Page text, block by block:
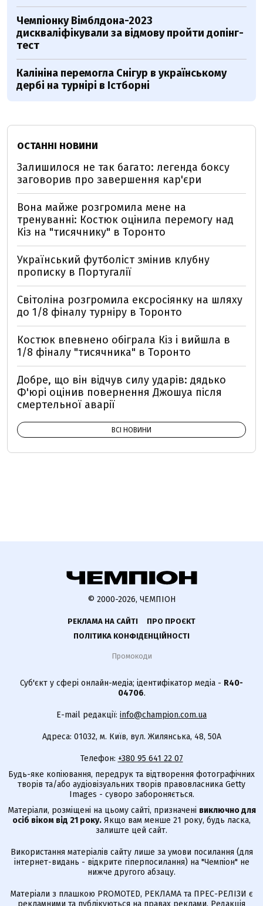
Чемпіонку Вімблдона-2023
дискваліфікували за відмову пройти допінг-
тест
Калініна перемогла Снігур в українському
дербі на турнірі в Істборні
ОСТАННІ НОВИНИ
Залишилося не так багато: легенда боксу
заговорив про завершення кар'єри
Вона майже розгромила мене на
тренуванні: Костюк оцінила перемогу над
Кіз на "тисячнику" в Торонто
Український футболіст змінив клубну
прописку в Португалії
Світоліна розгромила ексросіянку на шляху
до 1/8 фіналу турніру в Торонто
Костюк впевнено обіграла Кіз і вийшла в
1/8 фіналу "тисячника" в Торонто
Добре, що він відчув силу ударів: дядько
Ф'юрі оцінив повернення Джошуа після
смертельної аварії
ВСІ НОВИНИ
© 2000-2026, ЧЕМПІОН
РЕКЛАМА НА САЙТІ
ПРО ПРОЄКТ
ПОЛІТИКА КОНФІДЕНЦІЙНОСТІ
Промокоди
Суб'єкт у сфері онлайн-медіа; ідентифікатор медіа - R40-
04706.
E-mail редакції: info@champion.com.ua
Адреса: 01032, м. Київ, вул. Жилянська, 48, 50А
Телефон: +380 95 641 22 07
Будь-яке копіювання, передрук та відтворення фотографічних
творів та/або аудіовізуальних творів правовласника Getty
Images - суворо забороняється.
Матеріали, розміщені на цьому сайті, призначені виключно для
осіб віком від 21 року. Якщо вам менше 21 року, будь ласка,
залиште цей сайт.
Використання матеріалів сайту лише за умови посилання (для
інтернет-видань - відкрите гіперпосилання) на "Чемпіон" не
нижче другого абзацу.
Матеріали з плашкою PROMOTED, РЕКЛАМА та ПРЕС-РЕЛІЗИ є
рекламними та публікуються на правах реклами. Редакція